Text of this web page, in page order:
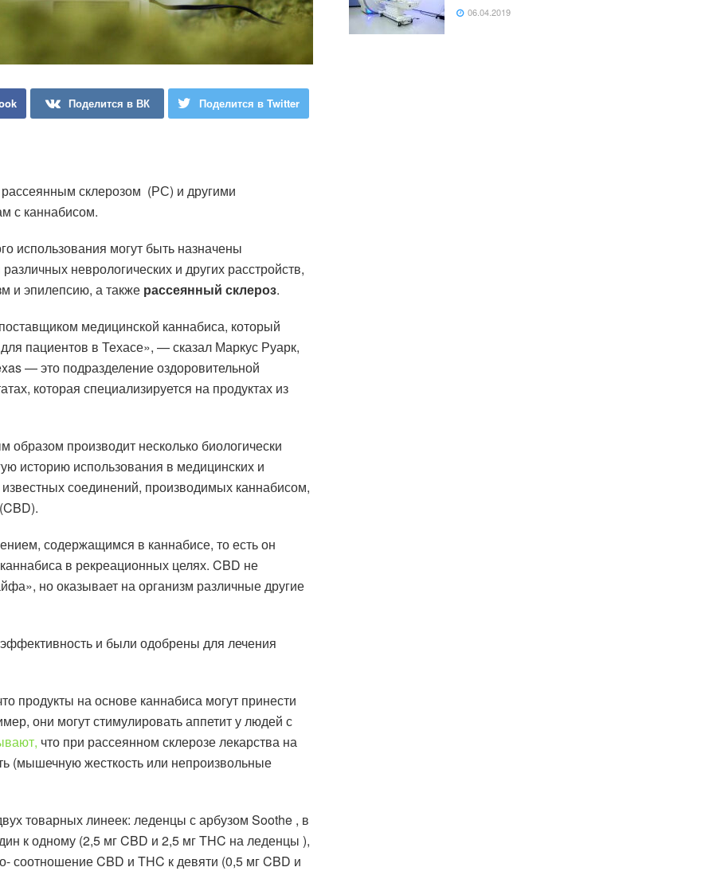
Поделится в ВК Поделится в Twitter
склерозом (РС) и другими
с каннабисом.
использования могут быть назначены
неврологических и других расстройств,
и эпилепсию, а также рассеянный склероз.
медицинской каннабиса, который
пациентов в Техасе», — сказал Маркус Руарк,
— это подразделение оздоровительной
которая специализируется на продуктах из
производит несколько биологически
историю использования в медицинских и
соединений, производимых каннабисом,
содержащимся в каннабисе, то есть он
в рекреационных целях. CBD не
но оказывает на организм различные другие
и были одобрены для лечения
продукты на основе каннабиса могут принести
они могут стимулировать аппетит у людей с
что при рассеянном склерозе лекарства на
(мышечную жесткость или непроизвольные
товарных линеек: леденцы с арбузом Soothe , в
к одному (2,5 мг CBD и 2,5 мг THC на леденцы ),
соотношение CBD и THC к девяти (0,5 мг CBD и
06.04.2019